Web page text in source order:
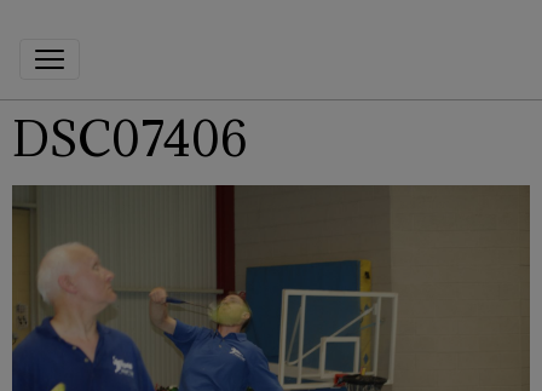
DSC07406